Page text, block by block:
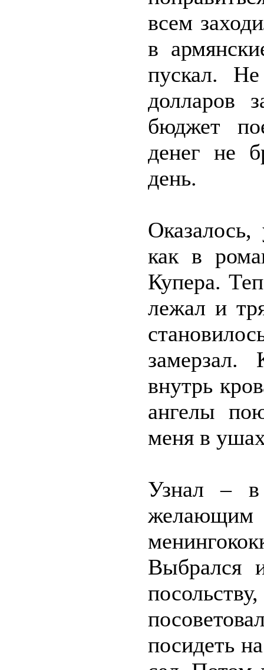
всем
в
пускал.
долларов
бюджет
денег не
день.
как в
Купера.
лежал и
замерзал.
внутрь
ангелы
меня в
Узнал – в
Выбрался
посидеть